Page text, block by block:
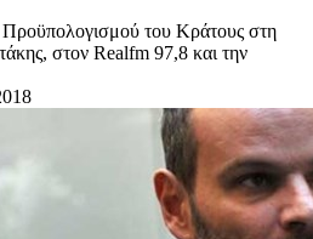
του Κράτους στη
στον Realfm 97,8 και την